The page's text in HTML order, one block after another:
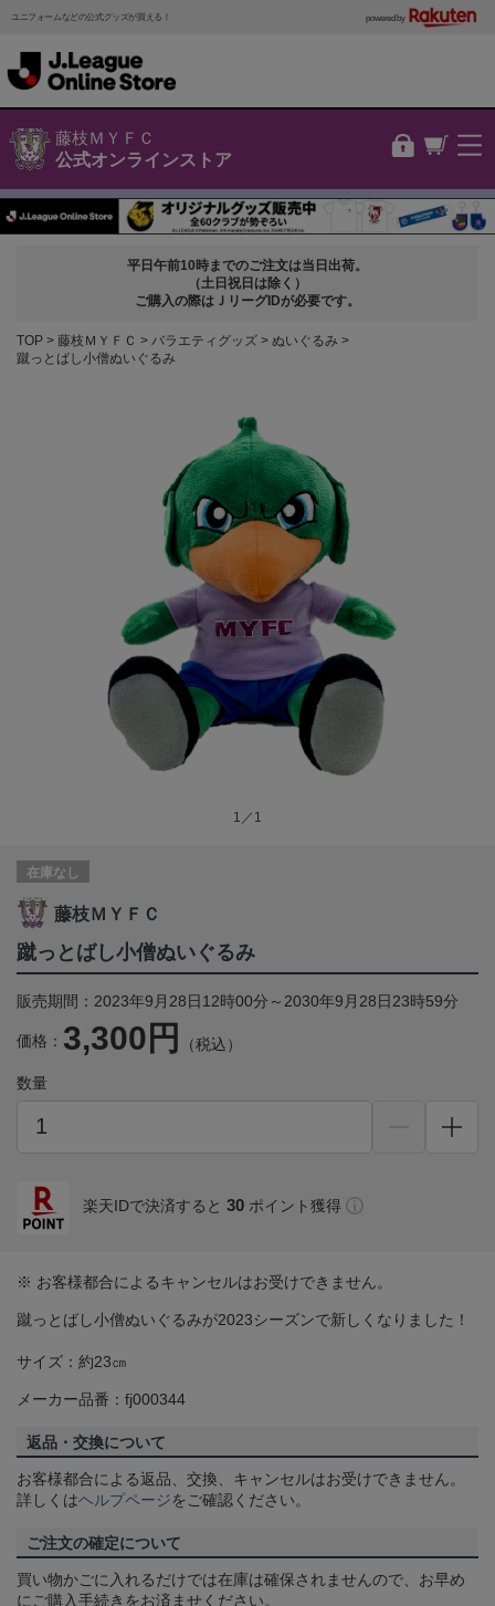
ユニフォームなどの公式グッズが買える！ powered by
藤枝ＭＹＦＣ
公式オンラインストア
平日午前10時までのご注文は当日出荷。
（土日祝日は除く）
ご購入の際はＪリーグIDが必要です。
TOP 藤枝ＭＹＦＣ バラエティグッズ
ぬいぐるみ
蹴っとばし小僧ぬいぐるみ
1／1
在庫なし
藤枝ＭＹＦＣ
蹴っとばし小僧ぬいぐるみ
販売期間：2023年9月28日12時00分～2030年9月28日23時59分
価格： 3,300円 （税込）
数量
楽天IDで決済すると 30 ポイント獲得
※ お客様都合によるキャンセルはお受けできません。
蹴っとばし小僧ぬいぐるみが2023シーズンで新しくなりました！
サイズ：約23㎝
メーカー品番：fj000344
返品・交換について
お客様都合による返品、交換、キャンセルはお受けできません。
詳しくはヘルプページをご確認ください。
ご注文の確定について
買い物かごに入れるだけでは在庫は確保されませんので、お早め
にご購入手続きをお済ませください。